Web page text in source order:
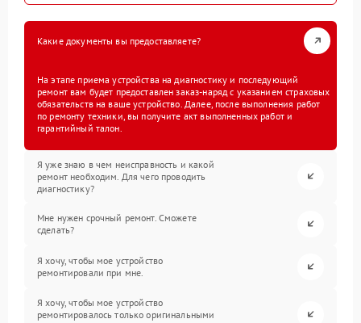
Какие документы вы предоставляете?
На этапе приема устройства на диагностику и последующий
ремонт вам будет предоставлен заказ-наряд с указанием страховых
обязательств на ваше устройство. Далее, после выполнения работ
по ремонту техники, вы получите акт выполненных работ и
гарантийный талон.
Я уже знаю в чем неисправность и какой
ремонт необходим. Для чего проводить
диагностику?
Мне нужен срочный ремонт. Сможете
сделать?
Я хочу, чтобы мое устройство
ремонтировали при мне.
Я хочу, чтобы мое устройство
ремонтировалось только оригинальными